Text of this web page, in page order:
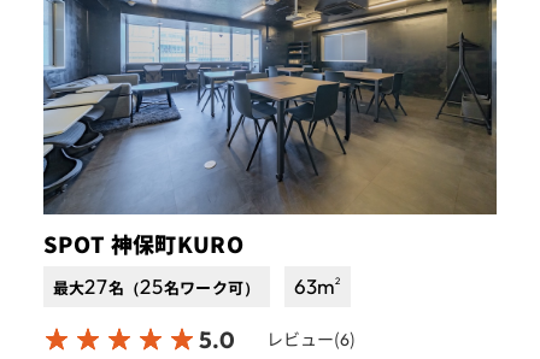
SPOT 神保町KURO
最大27名（25名ワーク可） 63m2
5.0 レビュー(6)